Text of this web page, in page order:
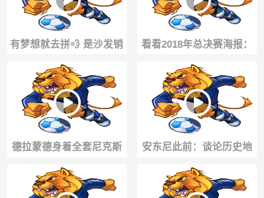
有梦想就去拼💨 是沙发销
售员，是体操选手，也是
职业扣将身份
看看2018年总决赛海报：
勇士这边是库里+杜兰特，
骑士则是詹姆斯+JR😂
德拉蒙德身着全套尼克斯
训练装备在迈阿密街头路
跑训练...
安东尼此前：谈论历史地
位排名，库里不会把詹姆
斯排在自己之前